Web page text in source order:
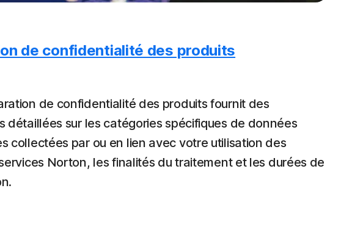
de confidentialité des produits
de confidentialité des produits fournit des
détaillées sur les catégories spécifiques de données
collectées par ou en lien avec votre utilisation des
Norton, les finalités du traitement et les durées de